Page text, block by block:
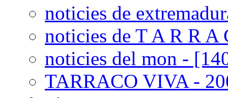
noticies de
noticies de T A R R A
noticies del mon -
TARRACO VIVA -